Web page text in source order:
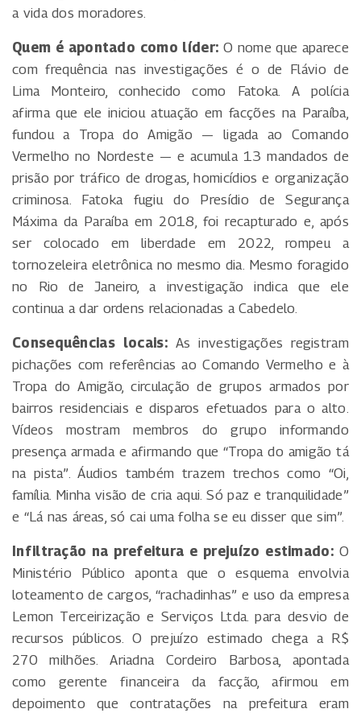
a vida dos moradores.
Quem é apontado como líder: O nome que aparece
com frequência nas investigações é o de Flávio de
Lima Monteiro, conhecido como Fatoka. A polícia
afirma que ele iniciou atuação em facções na Paraíba,
fundou a Tropa do Amigão — ligada ao Comando
Vermelho no Nordeste — e acumula 13 mandados de
prisão por tráfico de drogas, homicídios e organização
criminosa. Fatoka fugiu do Presídio de Segurança
Máxima da Paraíba em 2018, foi recapturado e, após
ser colocado em liberdade em 2022, rompeu a
tornozeleira eletrônica no mesmo dia. Mesmo foragido
no Rio de Janeiro, a investigação indica que ele
continua a dar ordens relacionadas a Cabedelo.
Consequências locais:As investigações registram
pichações com referências ao Comando Vermelho e à
Tropa do Amigão, circulação de grupos armados por
bairros residenciais e disparos efetuados para o alto.
Vídeos mostram membros do grupo informando
presença armada e afirmando que “Tropa do amigão tá
na pista”. Áudios também trazem trechos como “Oi,
família. Minha visão de cria aqui. Só paz e tranquilidade”
e “Lá nas áreas, só cai uma folha se eu disser que sim”.
Infiltração na prefeitura e prejuízo estimado:O
Ministério Público aponta que o esquema envolvia
loteamento de cargos, “rachadinhas” e uso da empresa
Lemon Terceirização e Serviços Ltda. para desvio de
recursos públicos. O prejuízo estimado chega a R$
270 milhões. Ariadna Cordeiro Barbosa, apontada
como gerente financeira da facção, afirmou em
depoimento que contratações na prefeitura eram